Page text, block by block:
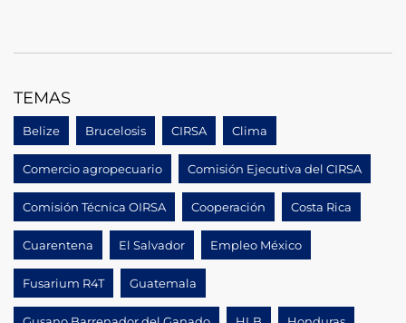
TEMAS
Belize Brucelosis CIRSA Clima
Comercio agropecuario Comisión Ejecutiva del CIRSA
Comisión Técnica OIRSA Cooperación Costa Rica
Cuarentena El Salvador Empleo México
Fusarium R4T Guatemala